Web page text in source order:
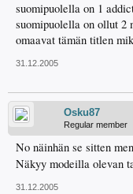
suomipuolella on 1
suomipuolella on ollut 2
omaavat tämän titlen
31.12.2005
Osku87
Regular member
No näinhän se sitten
Näkyy modeilla olevan
31.12.2005